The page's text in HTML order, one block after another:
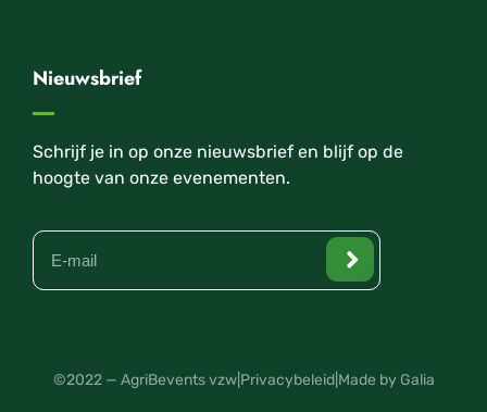
Nieuwsbrief
Schrijf je in op onze nieuwsbrief en blijf op de
hoogte van onze evenementen.
©2022 — AgriBevents vzw| Privacybeleid| Made by Galia